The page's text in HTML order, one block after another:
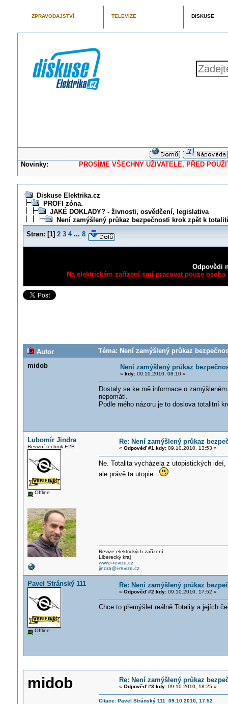
ZPRAVODAJSTVÍ TELEVIZE DISKUSE
Novinky: PROSÍME VŠECHNY UŽIVATELE, PŘED
Diskuse Elektrika.cz
PROFI zóna.
JAKÉ DOKLADY? - živnosti, osvědčení, legislativa
Není zamýšlený průkaz bezpečnosti krok zpět k
Stran: [1] 2 3 4 ... 8
Odpovědi
Na elektrickém zařízení smí pracovat pouze
Autor
Téma: Není zamýšlený průkaz
midob
Není zamýšlený průkaz
« kdy:09.10.2010, 08:10 »
Dostaly se ke mě informace o
nepomátl.
Podle mého názoru je to doslova totalitní
Lubomír Jindra
Revizní technik E2B
Offline
Re: Není zamýšlený průkaz
« Odpověď #1 kdy:09.10.2010, 13:53 »
Ne. Totalita vycházela z utopistických
ale právě ta utopie.
Revize elektrických zařízení
Liberecký kraj
www.i-revize.cz
jindra@i-revize.cz
Pavel Stránský 111
Offline
Re: Není zamýšlený průkaz
« Odpověď #2 kdy:09.10.2010, 17:52 »
Chce to přemýšlet reálně.Totality a jejích
midob Re: Není zamýšlený průkaz
« Odpověď #3 kdy:09.10.2010, 18:25 »
Citace: Pavel Stránský 111 09.10.2010, 17:52